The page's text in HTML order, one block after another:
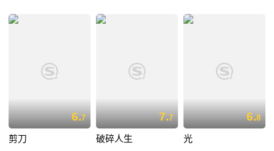
6.7
剪刀
7.7
破碎人生
6.8
光